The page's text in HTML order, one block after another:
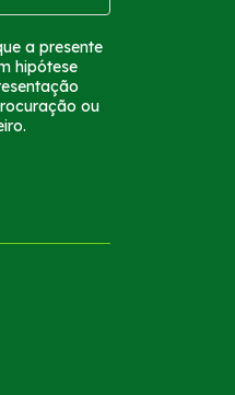
a presente
hipótese
ou